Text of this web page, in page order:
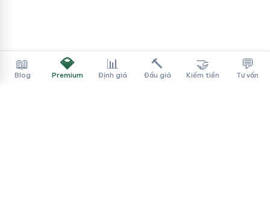
📖
Blog
💎
Premium
📊
Định giá
🔨
Đấu giá
🤝
Kiếm tiền
💬
Tư vấn